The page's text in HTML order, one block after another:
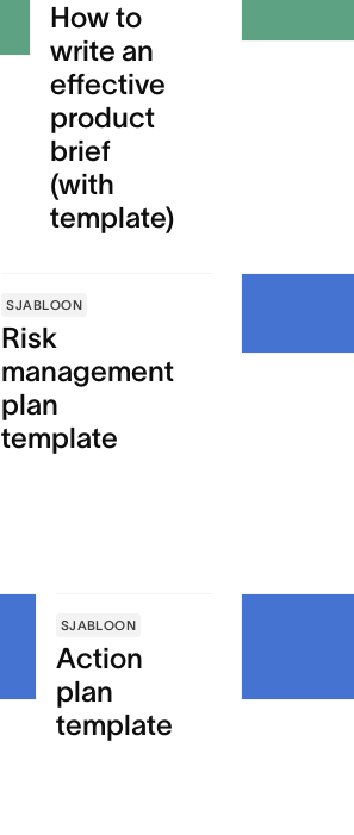
How to
write an
effective
product
brief
(with
template)
SJABLOON
Risk
management
plan
template
SJABLOON
Action
plan
template